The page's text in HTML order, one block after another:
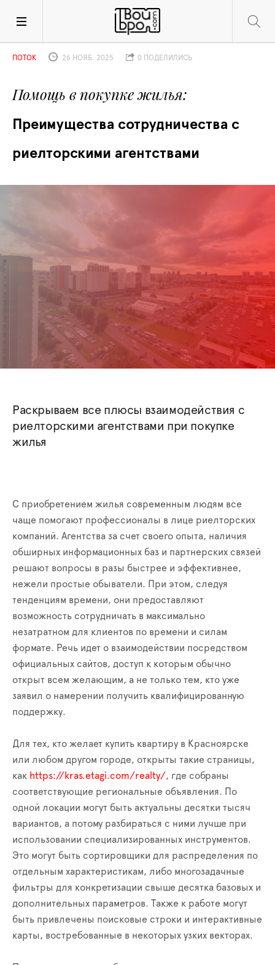
Помощь в покупке жилья
Преимущества сотрудничества с
риелторскими агентствами
ПОТОК 26 НОЯБ. 2025 0 ПОДЕЛИЛИСЬ
Раскрываем все плюсы взаимодействия с
риелторскими агентствами при покупке
жилья
С приобретением жилья современным людям все
чаще помогают профессионалы в лице риелторских
компаний. Агентства за счет своего опыта, наличия
обширных информационных баз и партнерских связей
решают вопросы в разы быстрее и эффективнее,
нежели простые обыватели. При этом, следуя
тенденциям времени, они предоставляют
возможность сотрудничать в максимально
незатратном для клиентов по времени и силам
формате. Речь идет о взаимодействии посредством
официальных сайтов, доступ к которым обычно
открыт всем желающим, а не только тем, кто уже
заявил о намерении получить квалифицированную
поддержку.
Для тех, кто желает купить квартиру в Красноярске
или любом другом городе, открыты такие страницы,
как https://kras.etagi.com/realty/, где собраны
соответствующие региональные объявления. По
одной локации могут быть актуальны десятки тысяч
вариантов, а потому разбираться с ними лучше при
использовании специализированных инструментов.
Это могут быть сортировщики для распределения по
отдельным характеристикам, либо многозадачные
фильтры для конкретизации свыше десятка базовых и
дополнительных параметров. Также к работе могут
быть привлечены поисковые строки и интерактивные
карты, востребованные в некоторых узких векторах.